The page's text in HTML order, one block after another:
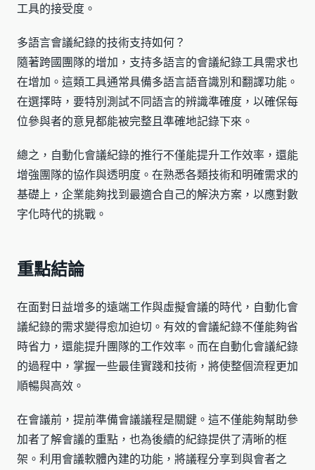
工具的接受度。
多語言會議紀錄的技術支持如何？
隨著跨國團隊的增加，支持多語言的會議紀錄工具需求也
在增加。這類工具通常具備多語言語音識別和翻譯功能。
在選擇時，要特別測試不同語言的辨識準確度，以確保每
位參與者的意見都能被完整且準確地記錄下來。
總之，自動化會議紀錄的推行不僅能提升工作效率，還能
增強團隊的協作與透明度。在熟悉各類技術和明確需求的
基礎上，企業能夠找到最適合自己的解決方案，以應對數
字化時代的挑戰。
重點結論
在面對日益增多的遠端工作與虛擬會議的時代，自動化會
議紀錄的需求變得愈加迫切。有效的會議紀錄不僅能夠省
時省力，還能提升團隊的工作效率。而在自動化會議紀錄
的過程中，掌握一些最佳實踐和技術，將使整個流程更加
順暢與高效。
在會議前，提前準備會議議程是關鍵。這不僅能夠幫助參
加者了解會議的重點，也為後續的紀錄提供了清晰的框
架。利用會議軟體內建的功能，將議程分享到與會者之